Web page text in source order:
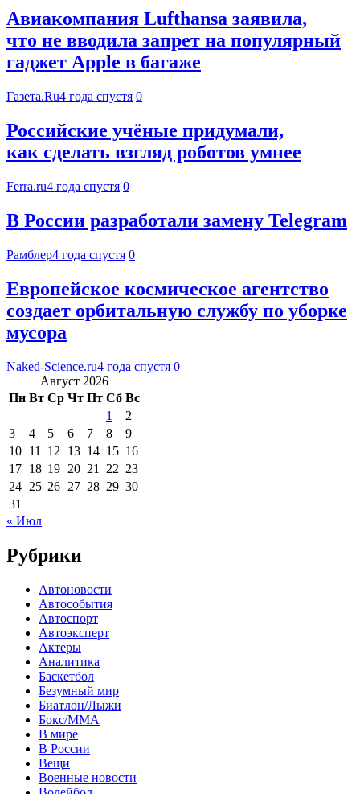
Авиакомпания Lufthansa заявила,
что не вводила запрет на популярный
гаджет Apple в багаже
Газета.Ru4 года спустя 0
Российские учёные придумали,
как сделать взгляд роботов умнее
Ferra.ru4 года спустя 0
В России разработали замену Telegram
Рамблер4 года спустя 0
Европейское космическое агентство
создает орбитальную службу по уборке
мусора
Naked-Science.ru4 года спустя 0
Август 2026
Пн Вт Ср Чт Пт Сб Вс
1
2
3
4 5 6 7 8
9
10 11 12 13 14 15 16
17 18 19 20 21 22 23
24 25 26 27 28 29 30
31
« Июл
Рубрики
Автоновости
Автособытия
Автоспорт
Автоэксперт
Актеры
Аналитика
Баскетбол
Безумный мир
Биатлон/Лыжи
Бокс/MMA
В мире
В России
Вещи
Военные новости